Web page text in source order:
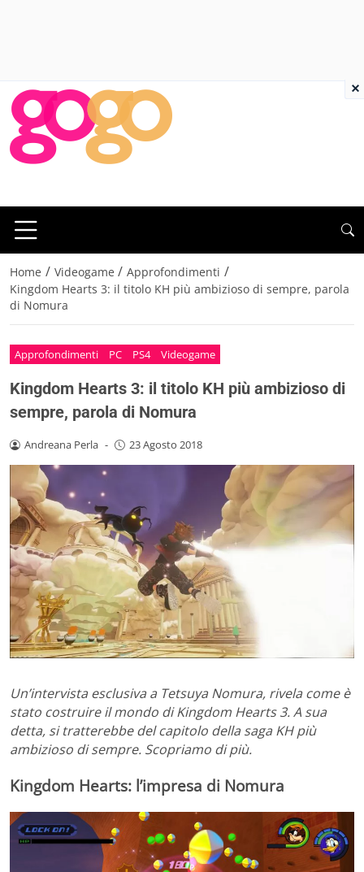
Home / Videogame / Approfondimenti /
Kingdom Hearts 3: il titolo KH più ambizioso di sempre, parola
di Nomura
Approfondimenti PC PS4 Videogame
Kingdom Hearts 3: il titolo KH più ambizioso di
sempre, parola di Nomura
Andreana Perla - 23 Agosto 2018
Un’intervista esclusiva a Tetsuya Nomura, rivela come è
stato costruire il mondo di Kingdom Hearts 3. A sua
detta, si tratterebbe del capitolo della saga KH più
ambizioso di sempre. Scopriamo di più.
Kingdom Hearts: l’impresa di Nomura
×